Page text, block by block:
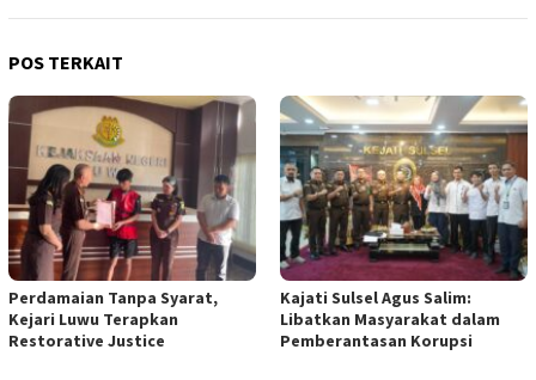
POS TERKAIT
Perdamaian Tanpa Syarat,
Kejari Luwu Terapkan
Restorative Justice
Kajati Sulsel Agus Salim:
Libatkan Masyarakat dalam
Pemberantasan Korupsi